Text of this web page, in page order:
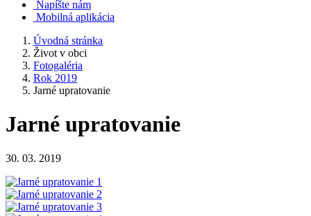
Napíšte nám
Mobilná aplikácia
Úvodná stránka
Život v obci
Fotogaléria
Rok 2019
Jarné upratovanie
Jarné upratovanie
30. 03. 2019